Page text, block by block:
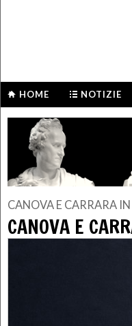
HOME NOTIZIE
CANOVA E CARRARA
CANOVA E